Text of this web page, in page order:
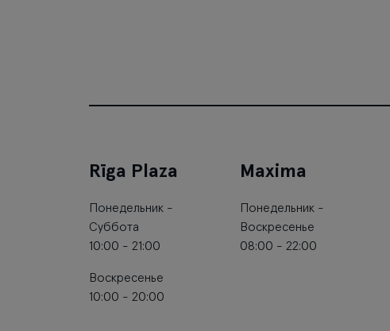
Rīga Plaza
Понедельник -
Суббота
10:00 - 21:00
Воскресенье
10:00 - 20:00
Maxima
Понедельник -
Воскресенье
08:00 - 22:00